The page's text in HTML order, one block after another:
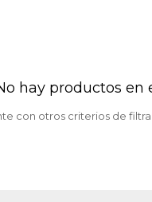
hay productos en
con otros criterios de